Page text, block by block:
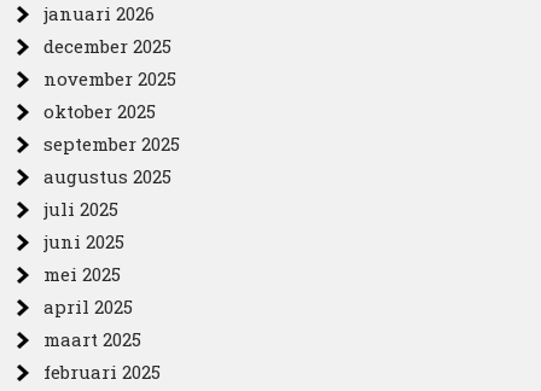
januari 2026
december 2025
november 2025
oktober 2025
september 2025
augustus 2025
juli 2025
juni 2025
mei 2025
april 2025
maart 2025
februari 2025